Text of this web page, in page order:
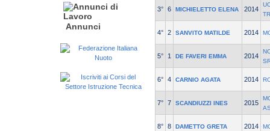
Annunci
3° 6 MICHIELETTO ELENA 2014
4° 2 SANVITO MATILDE 2014
5° 1 DE FAVERI EMMA 2014
6° 4 CARNIO AGATA 2014
7° 7 SCANDIUZZI INES 2015
8° 8 DAMETTO GRETA 2014